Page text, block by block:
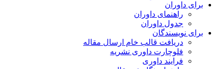
برای داوران
راهنمای داوران
جدول داوران
برای نویسندگان
دریافت قالب خام ارسال مقاله
فلوچارت داوری نشریه
فرایند داوری